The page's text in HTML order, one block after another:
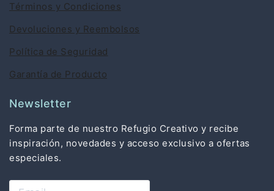
Términos y Condiciones
Devoluciones y Reembolsos
Política de Seguridad
Garantía de Producto
Newsletter
Forma parte de nuestro Refugio Creativo y recibe
inspiración, novedades y acceso exclusivo a ofertas
especiales.